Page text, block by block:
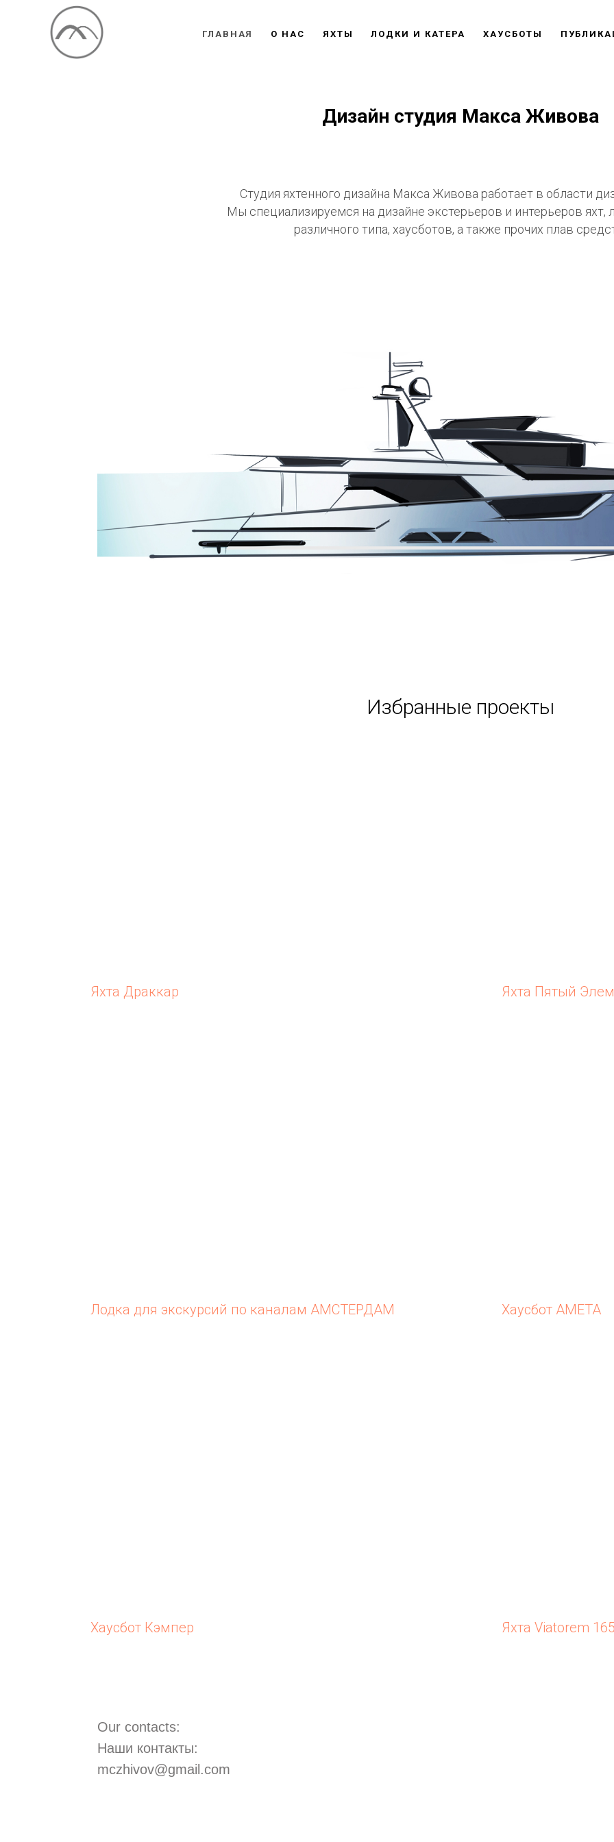
ГЛАВНАЯ О НАС ЯХТЫ ЛОДКИ И КАТЕРА ХАУСБОТЫ
Дизайн студия Макса Живова
Студия яхтенного дизайна Макса Живова работает в области
Мы специализируемся на дизайне экстерьеров и интерьеров яхт,
различного типа, хаусботов, а также прочих плав
Избранные проекты
Яхта Драккар Яхта Пятый
Лодка для экскурсий по каналам АМСТЕРДАМ Хаусбот АМЕТА
Хаусбот Кэмпер Яхта Viatorem
Our contacts:
Наши контакты:
mczhivov@gmail.com